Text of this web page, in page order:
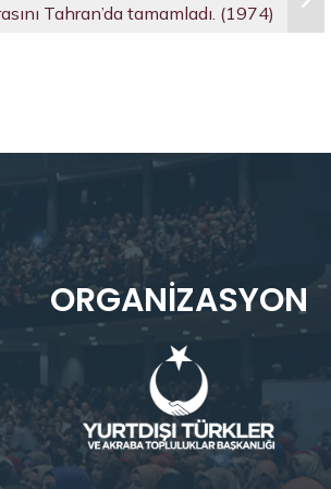
Tahran’da tamamladı. (1974)
ORGANIZASYON